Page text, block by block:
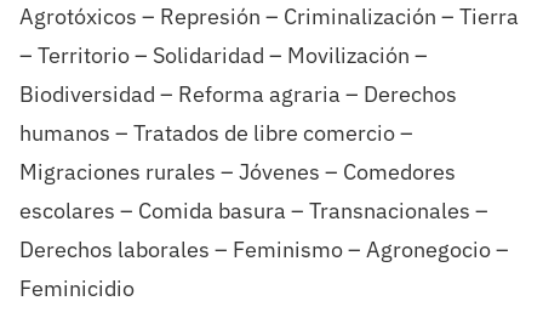
Agrotóxicos – Represión – Criminalización – Tierra
– Territorio – Solidaridad – Movilización –
Biodiversidad – Reforma agraria – Derechos
humanos – Tratados de libre comercio –
Migraciones rurales – Jóvenes – Comedores
escolares – Comida basura – Transnacionales –
Derechos laborales – Feminismo – Agronegocio –
Feminicidio